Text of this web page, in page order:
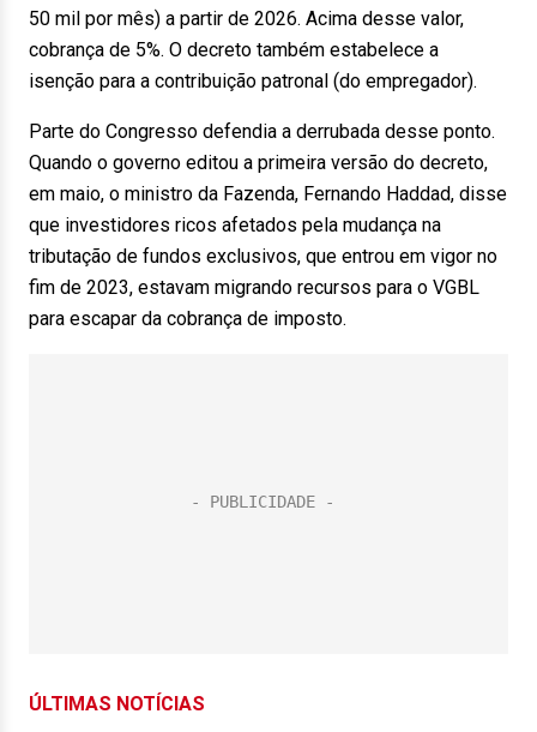
50 mil por mês) a partir de 2026. Acima desse valor,
cobrança de 5%. O decreto também estabelece a
isenção para a contribuição patronal (do empregador).
Parte do Congresso defendia a derrubada desse ponto.
Quando o governo editou a primeira versão do decreto,
em maio, o ministro da Fazenda, Fernando Haddad, disse
que investidores ricos afetados pela mudança na
tributação de fundos exclusivos, que entrou em vigor no
fim de 2023, estavam migrando recursos para o VGBL
para escapar da cobrança de imposto.